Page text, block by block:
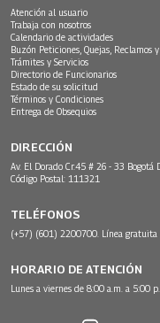
Atención al usuario
Trabaja con nosotros
Calendario de actividades
Buzón Peticiones, Quejas, Reclamos
Trámites y Servicios
Directorio de Funcionarios
Estado de su solicitud
Términos y Condiciones
Entrega de Obsequios
DIRECCIÓN
Av. El Dorado Cr.45 # 26 - 33 Bogotá
Código Postal: 111321
TELÉFONOS
(+57) (601) 2200700. Línea
HORARIO DE ATENCIÓN
Lunes a viernes de 8:00 a.m. a 5:00